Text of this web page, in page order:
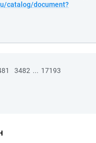
catalog/document?
3482 ... 17193